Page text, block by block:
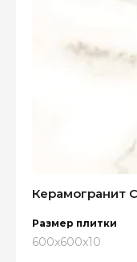
Керамогранит
Размер плитки
600x600x10